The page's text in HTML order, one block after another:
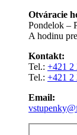
Otváracie
Pondelok –
A hodinu
Kontakt:
Tel.: +421 2
Tel.: +421 2
Email: